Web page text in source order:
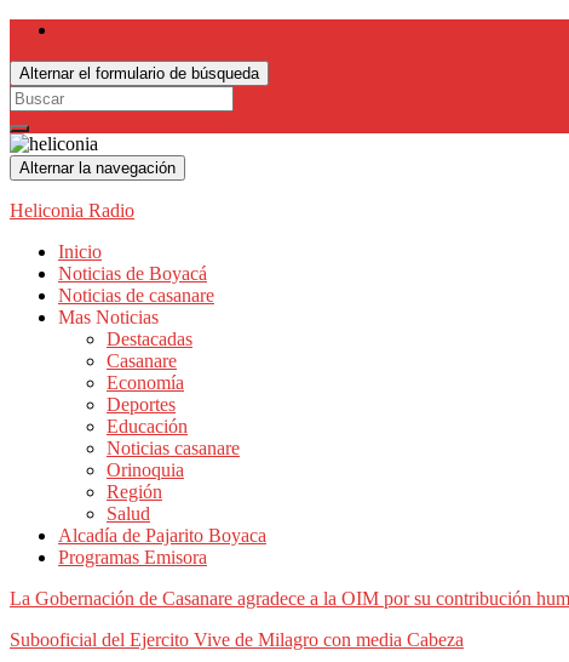
Alternar el formulario de búsqueda
Search
for:
Alternar la navegación
Heliconia Radio
Inicio
Noticias de Boyacá
Noticias de casanare
Mas Noticias
Destacadas
Casanare
Economía
Deportes
Educación
Noticias casanare
Orinoquia
Región
Salud
Alcadía de Pajarito Boyaca
Programas Emisora
La Gobernación de Casanare agradece a la OIM por su contribución
Subooficial del Ejercito Vive de Milagro con media Cabeza